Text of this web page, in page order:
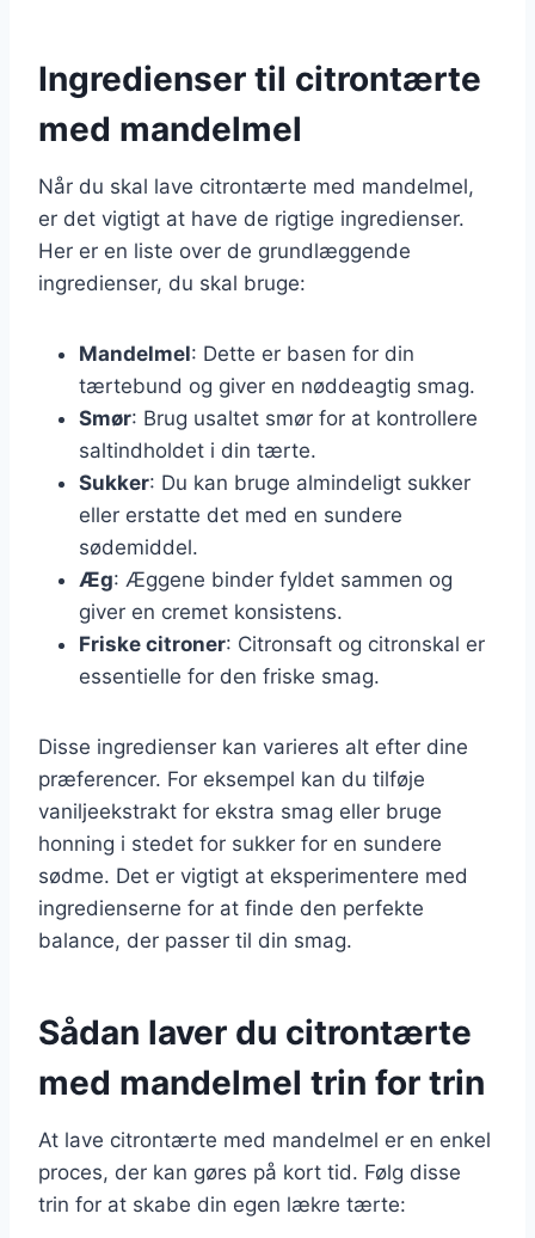
Ingredienser til citrontærte
med mandelmel
Når du skal lave citrontærte med mandelmel,
er det vigtigt at have de rigtige ingredienser.
Her er en liste over de grundlæggende
ingredienser, du skal bruge:
Mandelmel: Dette er basen for din
tærtebund og giver en nøddeagtig smag.
Smør: Brug usaltet smør for at kontrollere
saltindholdet i din tærte.
Sukker: Du kan bruge almindeligt sukker
eller erstatte det med en sundere
sødemiddel.
Æg: Æggene binder fyldet sammen og
giver en cremet konsistens.
Friske citroner: Citronsaft og citronskal er
essentielle for den friske smag.
Disse ingredienser kan varieres alt efter dine
præferencer. For eksempel kan du tilføje
vaniljeekstrakt for ekstra smag eller bruge
honning i stedet for sukker for en sundere
sødme. Det er vigtigt at eksperimentere med
ingredienserne for at finde den perfekte
balance, der passer til din smag.
Sådan laver du citrontærte
med mandelmel trin for trin
At lave citrontærte med mandelmel er en enkel
proces, der kan gøres på kort tid. Følg disse
trin for at skabe din egen lækre tærte: